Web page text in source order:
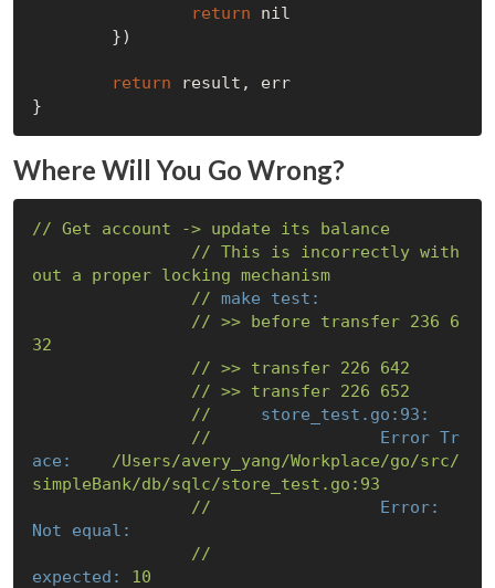
return
nil
return result, err
Where Will You Go Wrong?
// Get account -> update its
balance
// This is incorrectly with
out
a proper locking mechanism
// make test:
// >> before transfer 236
6
32
// >> transfer 226
642
// >> transfer 226
652
//
store_test.go:93:
//
Error Tr
ace:
/Users/avery_yang/Workplace/go/src/
simpleBank/db/sqlc/store_test.go:93
//
Error:
Not equal:
//
expected:
10